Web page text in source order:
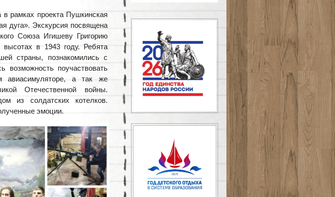
рамках проекта Пушкинская
дуга». Экскурсия посвящена
Союза Игишеву Григорию
в 1943 году. Ребята
страны, познакомились с
возможность поучаствовать
авиасимуляторе, а так же
Отечественной войны.
из солдатских котелков.
эмоции.